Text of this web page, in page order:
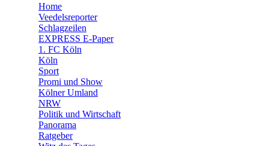
🛒 Shoppingwelt
Home
Veedelsreporter
Schlagzeilen
EXPRESS E-Paper
1. FC Köln
Köln
Sport
Promi und Show
Kölner Umland
NRW
Politik und Wirtschaft
Panorama
Ratgeber